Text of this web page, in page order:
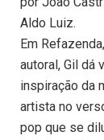
Aldo Luiz.
Em
autoral, Gil dá
inspiração da
artista no
pop que se